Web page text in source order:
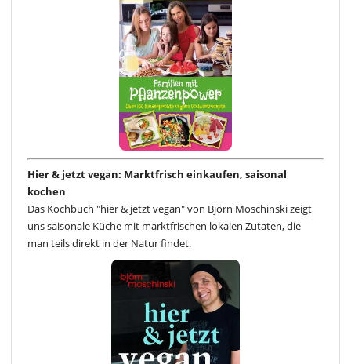
Hier & jetzt vegan: Marktfrisch einkaufen, saisonal
kochen
Das Kochbuch "hier & jetzt vegan" von Björn Moschinski zeigt
uns saisonale Küche mit marktfrischen lokalen Zutaten, die
man teils direkt in der Natur findet.